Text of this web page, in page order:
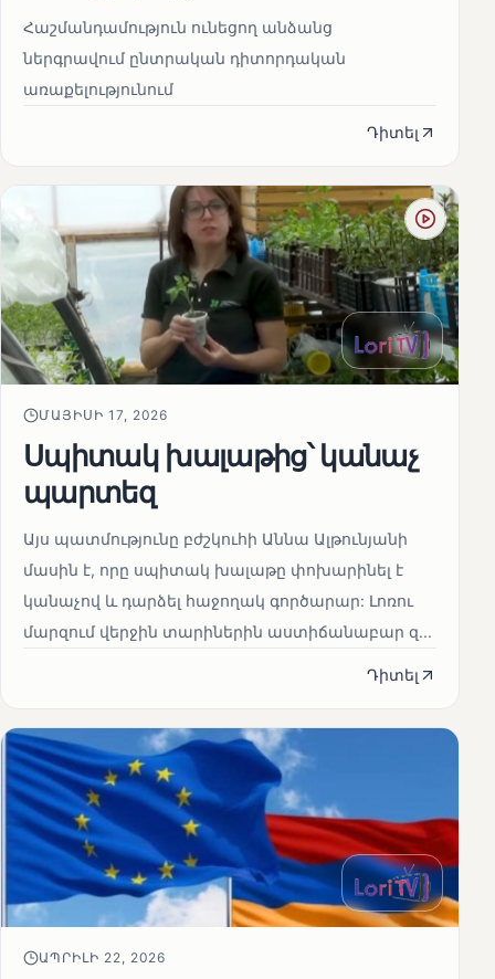
Հաշմանդամություն ունեցող անձանց
ներգրավում ընտրական դիտորդական
առաքելությունում
Դիտել
ՄԱՅԻՍԻ 17, 2026
Սպիտակ խալաթից՝ կանաչ
պարտեզ
Այս պատմությունը բժշկուհի Աննա Ալթունյանի
մասին է, որը սպիտակ խալաթը փոխարինել է
կանաչով և դարձել հաջողակ գործարար: Լոռու
մարզում վերջին տարիներին աստիճանաբար զ...
Դիտել
ԱՊՐԻԼԻ 22, 2026